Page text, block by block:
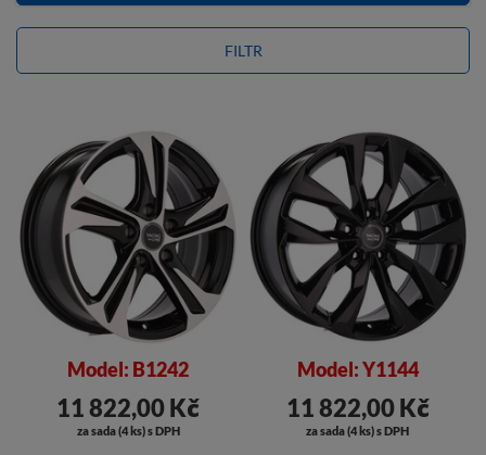
FILTR
Model: B1242
11 822,00 Kč
za sada (4 ks) s DPH
Model: Y1144
11 822,00 Kč
za sada (4 ks) s DPH